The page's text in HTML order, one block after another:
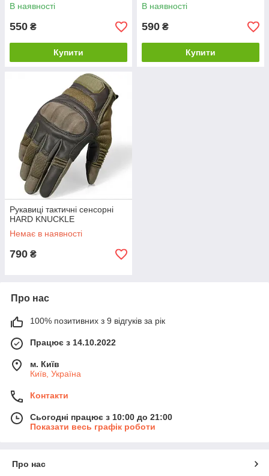
В наявності
550 ₴
Купити
В наявності
590 ₴
Купити
Рукавиці тактичні сенсорні
HARD KNUCKLE
Немає в наявності
790 ₴
Про нас
100% позитивних з 9 відгуків за рік
Працює з 14.10.2022
м. Київ
Київ, Україна
Контакти
Сьогодні працює з 10:00 до 21:00
Показати весь графік роботи
Про нас